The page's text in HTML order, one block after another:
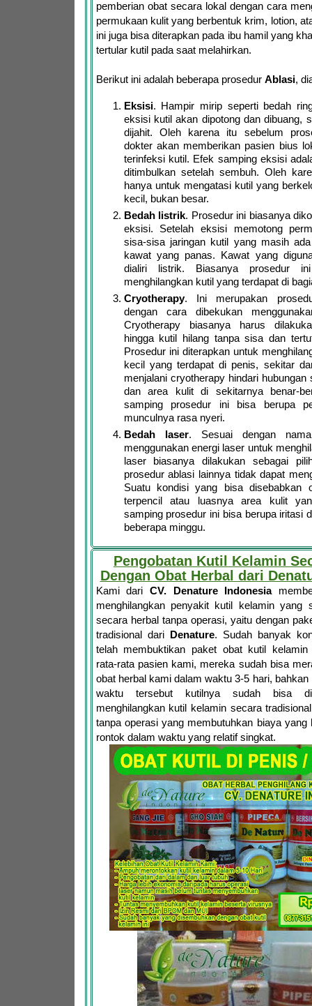
pemberian obat secara lokal dengan cara
permukaan kulit yang berbentuk krim, lotion,
ini juga bisa diterapkan pada ibu hamil yang
tertular kutil pada saat melahirkan.
Berikut ini adalah beberapa prosedur Ablasi,
Eksisi. Hampir mirip seperti bedah
eksisi kutil akan dipotong dan dibuang,
dijahit. Oleh karena itu sebelum
dokter akan memberikan pasien bius
terinfeksi kutil. Efek samping eksisi
ditimbulkan setelah sembuh. Oleh
hanya untuk mengatasi kutil yang
kecil, bukan besar.
Bedah listrik. Prosedur ini biasanya
eksisi. Setelah eksisi memotong
sisa-sisa jaringan kutil yang masih
kawat yang panas. Kawat yang
dialiri listrik. Biasanya prosedur
menghilangkan kutil yang terdapat di
Cryotherapy. Ini merupakan
dengan cara dibekukan
Cryotherapy biasanya harus
hingga kutil hilang tanpa sisa dan
Prosedur ini diterapkan untuk
kecil yang terdapat di penis, sekitar
menjalani cryotherapy hindari hubungan
dan area kulit di sekitarnya benar-
samping prosedur ini bisa berupa
munculnya rasa nyeri.
Bedah laser. Sesuai dengan
menggunakan energi laser untuk
laser biasanya dilakukan sebagai
prosedur ablasi lainnya tidak dapat
Suatu kondisi yang bisa disebabkan
terpencil atau luasnya area kulit
samping prosedur ini bisa berupa iritasi
beberapa minggu.
Pengobatan Kutil Kelamin
Dengan Obat Herbal dari
Kami dari CV. Denature Indonesia
menghilangkan penyakit kutil kelamin yang
secara herbal tanpa operasi, yaitu dengan
tradisional dari Denature. Sudah banyak
telah membuktikan paket obat kutil kelamin
rata-rata pasien kami, mereka sudah bisa
obat herbal kami dalam waktu 3-5 hari,
waktu tersebut kutilnya sudah bisa
menghilangkan kutil kelamin secara
tanpa operasi yang membutuhkan biaya yang
rontok dalam waktu yang relatif singkat.